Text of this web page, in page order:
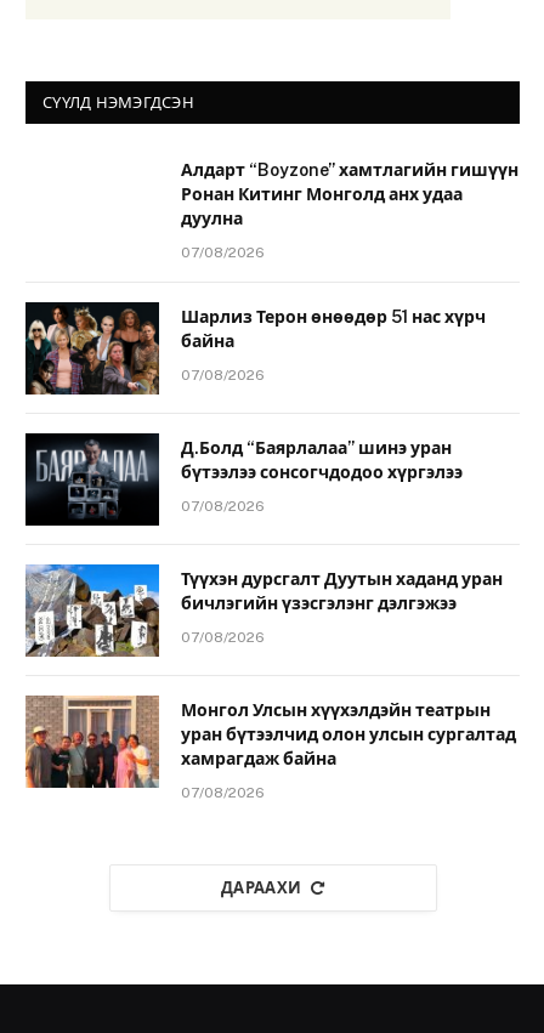
СҮҮЛД НЭМЭГДСЭН
Алдарт “Boyzone” хамтлагийн гишүүн
Ронан Китинг Монголд анх удаа
дуулна
07/08/2026
Шарлиз Терон өнөөдөр 51 нас хүрч
байна
07/08/2026
Д.Болд “Баярлалаа” шинэ уран
бүтээлээ сонсогчдодоо хүргэлээ
07/08/2026
Түүхэн дурсгалт Дуутын хаданд уран
бичлэгийн үзэсгэлэнг дэлгэжээ
07/08/2026
Монгол Улсын хүүхэлдэйн театрын
уран бүтээлчид олон улсын сургалтад
хамрагдаж байна
07/08/2026
ДАРААХИ